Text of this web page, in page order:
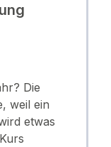
Die
weil ein
etwas